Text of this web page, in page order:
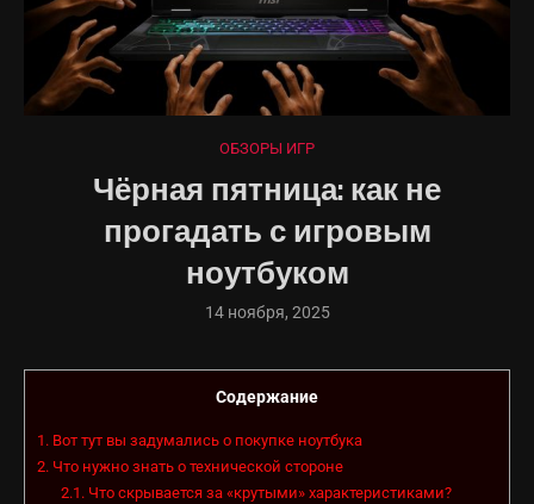
ОБЗОРЫ ИГР
Чёрная пятница: как не
прогадать с игровым
ноутбуком
14 ноября, 2025
Содержание
1. Вот тут вы задумались о покупке ноутбука
2. Что нужно знать о технической стороне
2.1.Что скрывается за «крутыми» характеристиками?